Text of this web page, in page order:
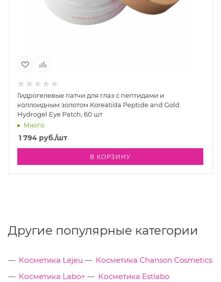
Гидрогелевые патчи для глаз с пептидами и
коллоидным золотом Koreatida Peptide and Gold
Hydrogel Eye Patch, 60 шт
Много
1 794 руб./шт
В КОРЗИНУ
Другие популярные категории
Косметика Lejeu
Косметика Chanson Cosmetics
Косметика Labo+
Косметика Estlabo